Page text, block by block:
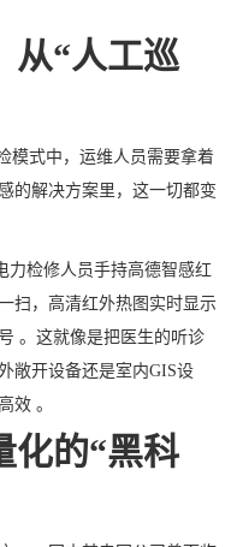
从“人工巡
模式中，运维人员需要拿着
的解决方案里，这一切都变
力检修人员手持高德智感红
扫，高清红外热图实时显示
。这就像是把医生的听诊
敞开设备还是室内GIS设
效 。
化的“黑科